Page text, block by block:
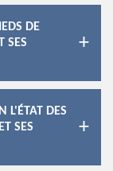
DE
SES
L'ÉTAT DES
SES